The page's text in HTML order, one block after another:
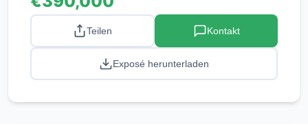
Teilen Kontakt
Exposé herunterladen